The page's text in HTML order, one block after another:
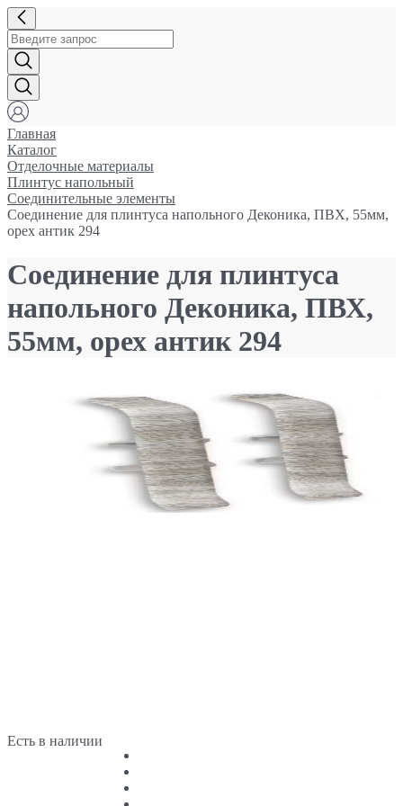
Главная
Каталог
Отделочные материалы
Плинтус напольный
Соединительные элементы
Соединение для плинтуса напольного Деконика, ПВХ, 55мм,
орех антик 294
Соединение для плинтуса
напольного Деконика, ПВХ,
55мм, орех антик 294
Есть в наличии